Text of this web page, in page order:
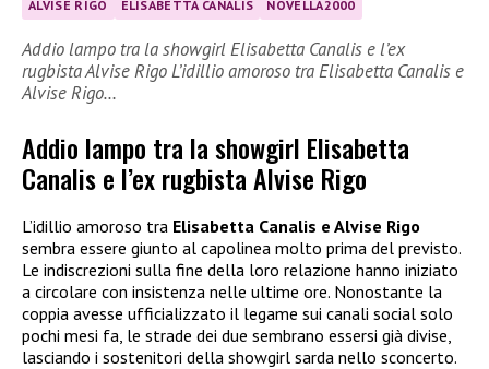
ALVISE RIGO ELISABETTA CANALIS NOVELLA2000
Addio lampo tra la showgirl Elisabetta Canalis e l’ex
rugbista Alvise Rigo L’idillio amoroso tra Elisabetta Canalis e
Alvise Rigo…
Addio lampo tra la showgirl Elisabetta
Canalis e l’ex rugbista Alvise Rigo
L’idillio amoroso tra Elisabetta Canalis e Alvise Rigo
sembra essere giunto al capolinea molto prima del previsto.
Le indiscrezioni sulla fine della loro relazione hanno iniziato
a circolare con insistenza nelle ultime ore. Nonostante la
coppia avesse ufficializzato il legame sui canali social solo
pochi mesi fa, le strade dei due sembrano essersi già divise,
lasciando i sostenitori della showgirl sarda nello sconcerto.